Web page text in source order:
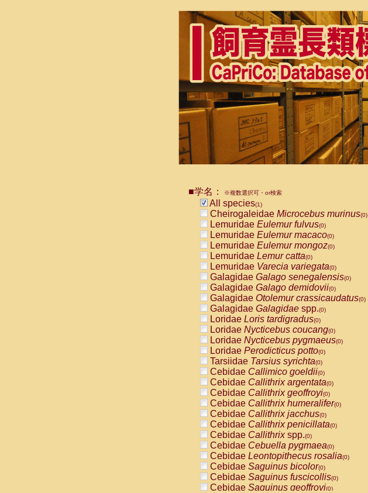
■学名： ※複数選択可・or検索
All species(1)
Cheirogaleidae Microcebus murinus(0)
Lemuridae Eulemur fulvus(0)
Lemuridae Eulemur macaco(0)
Lemuridae Eulemur mongoz(0)
Lemuridae Lemur catta(0)
Lemuridae Varecia variegata(0)
Galagidae Galago senegalensis(0)
Galagidae Galago demidovii(0)
Galagidae Otolemur crassicaudatus(0)
Galagidae Galagidae spp.(0)
Loridae Loris tardigradus(0)
Loridae Nycticebus coucang(0)
Loridae Nycticebus pygmaeus(0)
Loridae Perodicticus potto(0)
Tarsiidae Tarsius syrichta(0)
Cebidae Callimico goeldii(0)
Cebidae Callithrix argentata(0)
Cebidae Callithrix geoffroyi(0)
Cebidae Callithrix humeralifer(0)
Cebidae Callithrix jacchus(0)
Cebidae Callithrix penicillata(0)
Cebidae Callithrixspp.(0)
Cebidae Cebuella pygmaea(0)
Cebidae Leontopithecus rosalia(0)
Cebidae Saguinus bicolor(0)
Cebidae Saguinus fuscicollis(0)
Cebidae Saguinus geoffroyi(0)